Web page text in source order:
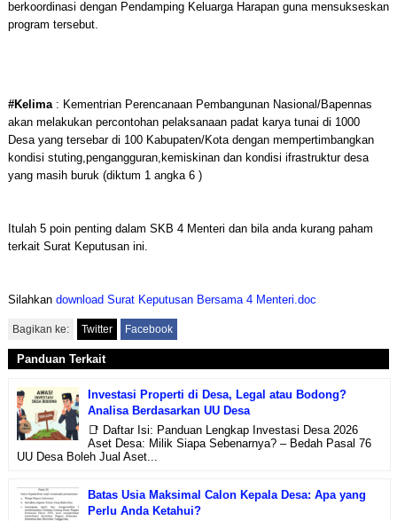
berkoordinasi dengan Pendamping Keluarga Harapan guna mensukseskan
program tersebut.
#Kelima : Kementrian Perencanaan Pembangunan Nasional/Bapennas
akan melakukan percontohan pelaksanaan padat karya tunai di 1000
Desa yang tersebar di 100 Kabupaten/Kota dengan mempertimbangkan
kondisi stuting,pengangguran,kemiskinan dan kondisi ifrastruktur desa
yang masih buruk (diktum 1 angka 6 )
Itulah 5 poin penting dalam SKB 4 Menteri dan bila anda kurang paham
terkait Surat Keputusan ini.
Silahkan download Surat Keputusan Bersama 4 Menteri.doc
Bagikan ke: Twitter Facebook
Panduan Terkait
Investasi Properti di Desa, Legal atau Bodong?
Analisa Berdasarkan UU Desa
📑 Daftar Isi: Panduan Lengkap Investasi Desa 2026
Aset Desa: Milik Siapa Sebenarnya? – Bedah Pasal 76
UU Desa Boleh Jual Aset...
Batas Usia Maksimal Calon Kepala Desa: Apa yang
Perlu Anda Ketahui?